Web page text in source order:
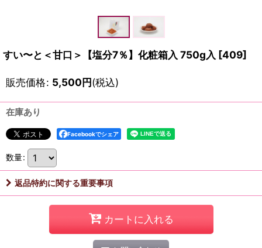
すい〜と＜甘口＞【塩分7％】化粧箱入 750g入 [409]
販売価格: 5,500円(税込)
在庫あり
Facebookでシェア
数量:
返品特約に関する重要事項
カートに入れる